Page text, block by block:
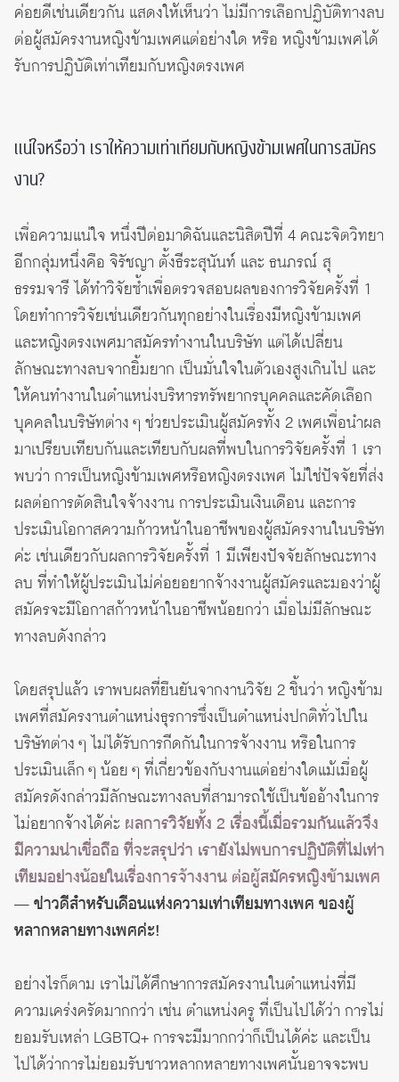
ค่อยดีเช่นเดียวกัน แสดงให้เห็นว่า ไม่มีการเลือกปฏิบัติทางลบ
ต่อผู้สมัครงานหญิงข้ามเพศแต่อย่างใด หรือ หญิงข้ามเพศได้
รับการปฏิบัติเท่าเทียมกับหญิงตรงเพศ
แน่ใจหรือว่า เราให้ความเท่าเทียมกับหญิงข้ามเพศในการสมัคร
งาน?
เพื่อความแน่ใจ หนึ่งปีต่อมาดิฉันและนิสิตปีที่ 4 คณะจิตวิทยา
อีกกลุ่มหนึ่งคือ จิรัชญา ตั้งธีระสุนันท์ และ ธนภรณ์ สุ
ธรรมจารี ได้ทำวิจัยซ้ำเพื่อตรวจสอบผลของการวิจัยครั้งที่ 1
โดยทำการวิจัยเช่นเดียวกันทุกอย่างในเรื่องมีหญิงข้ามเพศ
และหญิงตรงเพศมาสมัครทำงานในบริษัท แต่ได้เปลี่ยน
ลักษณะทางลบจากยิ้มยาก เป็นมั่นใจในตัวเองสูงเกินไป และ
ให้คนทำงานในตำแหน่งบริหารทรัพยากรบุคคลและคัดเลือก
บุคคลในบริษัทต่าง ๆ ช่วยประเมินผู้สมัครทั้ง 2 เพศเพื่อนำผล
มาเปรียบเทียบกันและเทียบกับผลที่พบในการวิจัยครั้งที่ 1 เรา
พบว่า การเป็นหญิงข้ามเพศหรือหญิงตรงเพศ ไม่ใช่ปัจจัยที่ส่ง
ผลต่อการตัดสินใจจ้างงาน การประเมินเงินเดือน และการ
ประเมินโอกาสความก้าวหน้าในอาชีพของผู้สมัครงานในบริษัท
ค่ะ เช่นเดียวกับผลการวิจัยครั้งที่ 1 มีเพียงปัจจัยลักษณะทาง
ลบ ที่ทำให้ผู้ประเมินไม่ค่อยอยากจ้างงานผู้สมัครและมองว่าผู้
สมัครจะมีโอกาสก้าวหน้าในอาชีพน้อยกว่า เมื่อไม่มีลักษณะ
ทางลบดังกล่าว
โดยสรุปแล้ว เราพบผลที่ยืนยันจากงานวิจัย 2 ชิ้นว่า หญิงข้าม
เพศที่สมัครงานตำแหน่งธุรการซึ่งเป็นตำแหน่งปกติทั่วไปใน
บริษัทต่าง ๆ ไม่ได้รับการกีดกันในการจ้างงาน หรือในการ
ประเมินเล็ก ๆ น้อย ๆ ที่เกี่ยวข้องกับงานแต่อย่างใดแม้เมื่อผู้
สมัครดังกล่าวมีลักษณะทางลบที่สามารถใช้เป็นข้ออ้างในการ
ไม่อยากจ้างได้ค่ะ ผลการวิจัยทั้ง 2 เรื่องนี้เมื่อรวมกันแล้วจึง
มีความน่าเชื่อถือ ที่จะสรุปว่า เรายังไม่พบการปฏิบัติที่ไม่เท่า
เทียมอย่างน้อยในเรื่องการจ้างงาน ต่อผู้สมัครหญิงข้ามเพศ
—ข่าวดีสำหรับเดือนแห่งความเท่าเทียมทางเพศ ของผู้
หลากหลายทางเพศค่ะ!
อย่างไรก็ตาม เราไม่ได้ศึกษาการสมัครงานในตำแหน่งที่มี
ความเคร่งครัดมากกว่า เช่น ตำแหน่งครู ที่เป็นไปได้ว่า การไม่
ยอมรับเหล่า LGBTQ+ การจะมีมากกว่าก็เป็นได้ค่ะ และเป็น
ไปได้ว่าการไม่ยอมรับชาวหลากหลายทางเพศนั้นอาจจะพบ